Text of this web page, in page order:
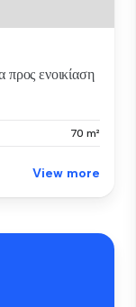
ενοικίαση
70 m²
View more